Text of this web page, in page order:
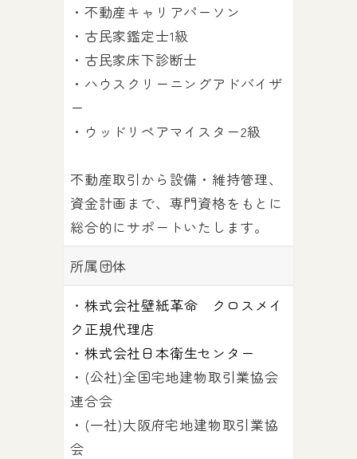
・不動産キャリアパーソン
・古民家鑑定士1級
・古民家床下診断士
・ハウスクリーニングアドバイザ
ー
・ウッドリペアマイスター2級
不動産取引から設備・維持管理、
資金計画まで、専門資格をもとに
総合的にサポートいたします。
所属団体
・ 株式会社壁紙革命 クロスメイ
ク正規代理店
・ 株式会社日本衛生センター
・(公社)全国宅地建物取引業協会
連合会
・(一社)大阪府宅地建物取引業協
会